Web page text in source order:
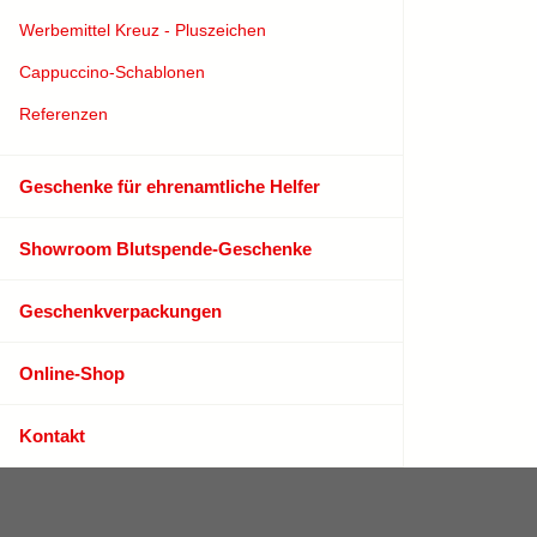
Werbemittel Kreuz - Pluszeichen
Cappuccino-Schablonen
Referenzen
Geschenke für ehrenamtliche Helfer
Showroom Blutspende-Geschenke
Geschenkverpackungen
Online-Shop
Kontakt